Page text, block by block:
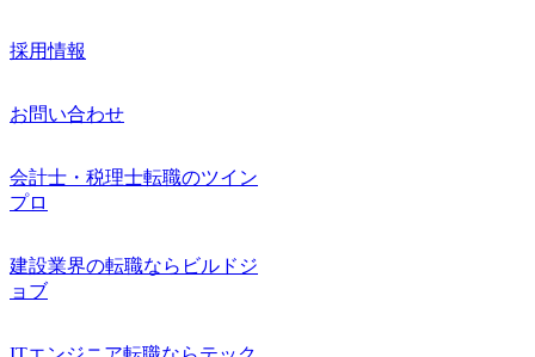
採用情報
お問い合わせ
会計士・税理士転職のツイン
プロ
建設業界の転職ならビルドジ
ョブ